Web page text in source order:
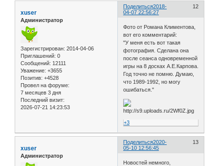
Поделиться 12
2018-
04-07 22:56:27
xuser
Администратор
Зарегистрирован: 2014-04-06
Приглашений: 0
Сообщений: 12111
Уважение: +3655
Позитив: +4528
Провел на форуме:
7 месяцев 3 дня
Последний визит:
2026-07-21 14:23:53
Фото от Романа Климентова,
вот его комментарий:
"У меня есть вот такая
фотография. Сделана она
после сеанса одновременной
игры на 8 досках А.Е.Карпова.
Год точно не помню. Думаю,
что 1989-1992, но могу
ошибаться."
+3
Поделиться 13
2020-
05-10 12:56:45
xuser
Администратор
Новостей немного,